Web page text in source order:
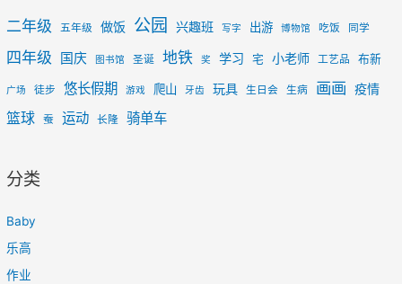
二年级 五年级 做饭 公园 兴趣班 写字 出游 博物馆 吃饭 同学
四年级 国庆 图书馆 圣诞 地铁 奖 学习 宅 小老师 工艺品 布新
广场 徒步 悠长假期 游戏 爬山 牙齿 玩具 生日会 生病 画画 疫情
篮球 蚕 运动 长隆 骑单车
分类
Baby
乐高
作业